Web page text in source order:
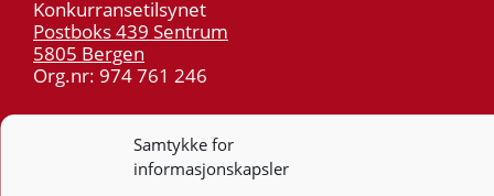
Samtykke for
informasjonskapsler
Konkurransetilsynet
Postboks 439 Sentrum
5805 Bergen
Org.nr: 974 761 246
55 59 75 00
post@kt.no